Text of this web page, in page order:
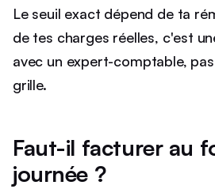
Le seuil exact dépend de ta
de tes charges réelles, c'est
avec un expert-comptable,
grille.
Faut-il facturer au
journée ?